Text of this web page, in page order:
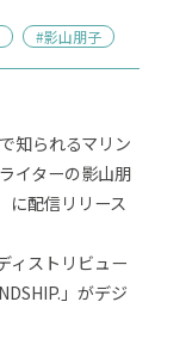
#影山朋子
知られるマリン
イターの影山朋
に配信リリース
ィストリビュー
」がデジ